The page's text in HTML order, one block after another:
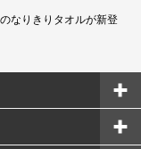
なりきりタオルが新登